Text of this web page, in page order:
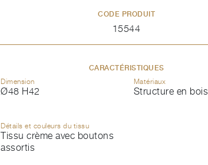
CODE PRODUIT
15544
CARACTÉRISTIQUES
Dimension
Ø48 H42
Matériaux
Structure en
Détails et couleurs du tissu
Tissu crème avec boutons
assortis